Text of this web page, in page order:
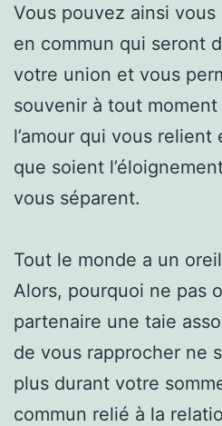
Vous pouvez ainsi
en commun qui seront
votre union et vous
souvenir à tout
l’amour qui vous
que soient
vous séparent.
Tout le monde a un
Alors, pourquoi ne pas
partenaire une taie
de vous rapprocher ne
plus durant votre
commun relié à la